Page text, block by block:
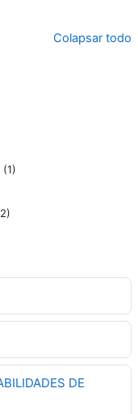
Colapsar todo
(1)
DE